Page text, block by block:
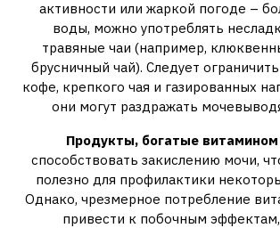
активности или жаркой погоде –
воды, можно употреблять
травяные чаи (например,
брусничный чай). Следует
кофе, крепкого чая и газированных
они могут раздражать
Продукты, богатые
способствовать закислению мочи,
полезно для профилактики
Однако, чрезмерное потребление
привести к побочным